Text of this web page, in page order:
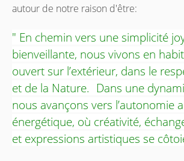
autour de notre raison d'être:
" En chemin vers une simplicité
bienveillante, nous vivons en
ouvert sur l’extérieur, dans le
et de la Nature. Dans une
nous avançons vers l’autonomie
énergétique, où créativité,
et expressions artistiques se